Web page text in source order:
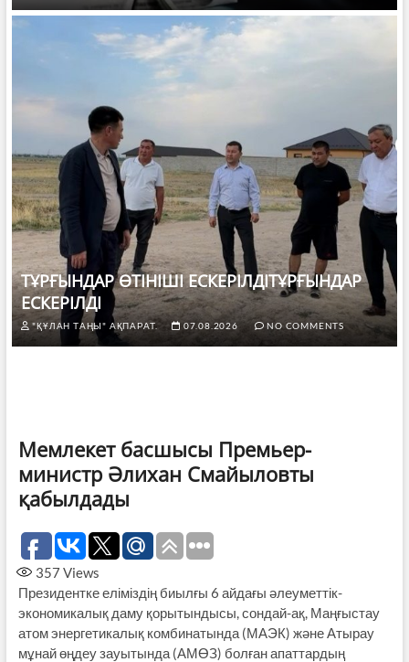
ТҰРҒЫНДАР ӨТІНІШІ ЕСКЕРІЛДІТҰРҒЫНДАР
ЕСКЕРІЛДІ
"ҚҰЛАН ТАҢЫ" АҚПАРАТ. 07.08.2026 NO COMMENTS
Мемлекет басшысы Премьер-
министр Әлихан Смайыловты
қабылдады
357 Views
Президентке еліміздің биылғы 6 айдағы әлеуметтік-
экономикалық даму қорытындысы, сондай-ақ, Маңғыстау
атом энергетикалық комбинатында (МАЭК) және Атырау
мұнай өңдеу зауытында (АМӨЗ) болған апаттардың